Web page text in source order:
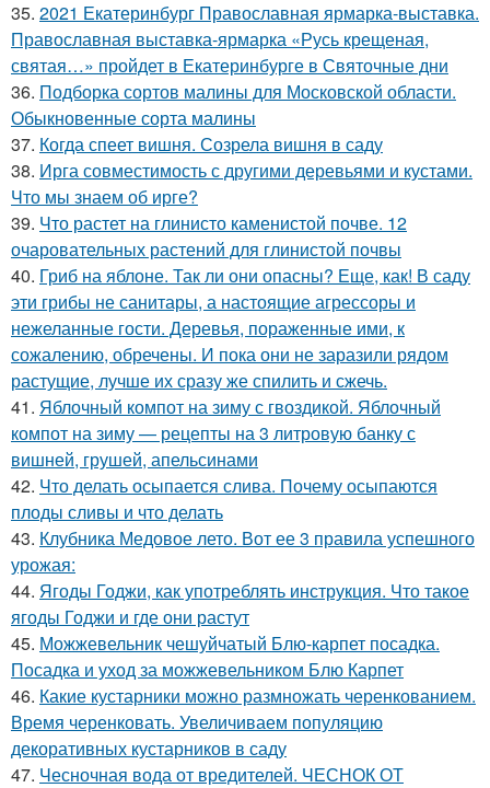
35. 2021 Екатеринбург Православная ярмарка-выставка.
Православная выставка-ярмарка «Русь крещеная,
святая…» пройдет в Екатеринбурге в Святочные дни
36. Подборка сортов малины для Московской области.
Обыкновенные сорта малины
37. Когда спеет вишня. Созрела вишня в саду
38. Ирга совместимость с другими деревьями и кустами.
Что мы знаем об ирге?
39. Что растет на глинисто каменистой почве. 12
очаровательных растений для глинистой почвы
40. Гриб на яблоне. Так ли они опасны? Еще, как! В саду
эти грибы не санитары, а настоящие агрессоры и
нежеланные гости. Деревья, пораженные ими, к
сожалению, обречены. И пока они не заразили рядом
растущие, лучше их сразу же спилить и сжечь.
41. Яблочный компот на зиму с гвоздикой. Яблочный
компот на зиму — рецепты на 3 литровую банку с
вишней, грушей, апельсинами
42. Что делать осыпается слива. Почему осыпаются
плоды сливы и что делать
43. Клубника Медовое лето. Вот ее 3 правила успешного
урожая:
44. Ягоды Годжи, как употреблять инструкция. Что такое
ягоды Годжи и где они растут
45. Можжевельник чешуйчатый Блю-карпет посадка.
Посадка и уход за можжевельником Блю Карпет
46. Какие кустарники можно размножать черенкованием.
Время черенковать. Увеличиваем популяцию
декоративных кустарников в саду
47. Чесночная вода от вредителей. ЧЕСНОК ОТ